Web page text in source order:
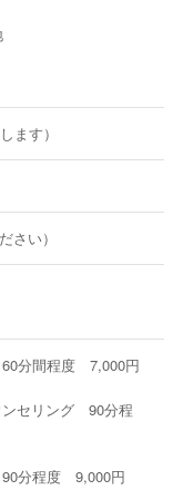
ます）
さい）
分間程度 7,000円
ンセリング 90分程
分程度 9,000円